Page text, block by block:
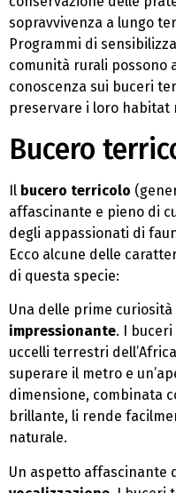
sopravvivenza a lungo
Programmi di
comunità rurali possono
conoscenza sui buceri
preservare i loro habitat
Bucero
Il bucero terricolo
affascinante e pieno di
degli appassionati di
Ecco alcune delle
di questa specie:
Una delle prime
impressionante. I
uccelli terrestri
superare il metro e
dimensione, combinata
brillante, li rende
naturale.
Un aspetto affascinante